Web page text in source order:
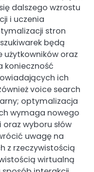
dalszego wzrostu
i uczenia
stron
będą
użytkowników oraz
konieczność
ich
voice search
optymalizacja
wymaga nowego
wyboru słów
uwagę na
z rzeczywistością
wirtualną